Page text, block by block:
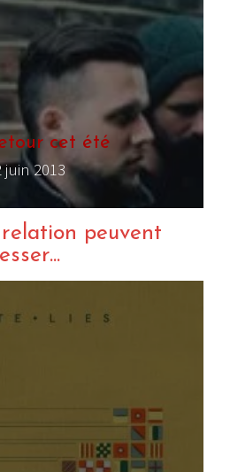
cet été
2013
peuvent